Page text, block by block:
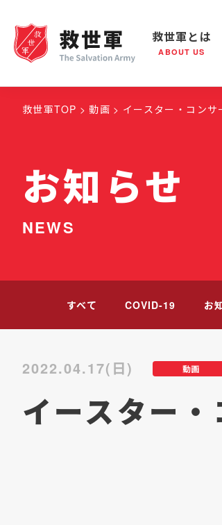
救世軍とは
ABOUT US
救世軍とは 世界が抱えている
救世軍
救世軍TOP 動画 イースター・コンサ
お知らせ
NEWS
すべて COVID-19 お
動画
2022.04.17(日)
イースター